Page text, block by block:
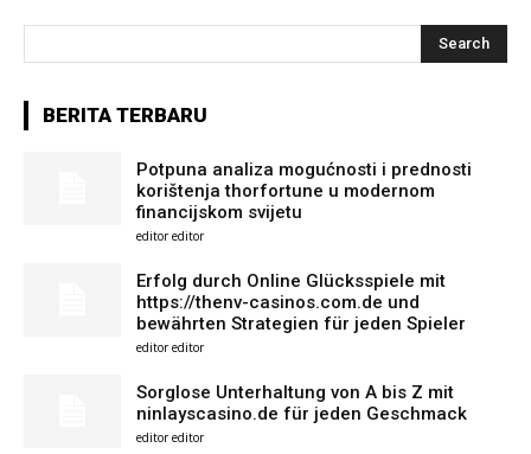
Search
BERITA TERBARU
Potpuna analiza mogućnosti i prednosti
korištenja thorfortune u modernom
financijskom svijetu
editor editor
Erfolg durch Online Glücksspiele mit
https://thenv-casinos.com.de und
bewährten Strategien für jeden Spieler
editor editor
Sorglose Unterhaltung von A bis Z mit
ninlayscasino.de für jeden Geschmack
editor editor